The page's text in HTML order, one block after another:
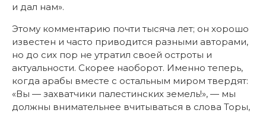
и дал нам».
Этому комментарию почти тысяча лет; он хорошо
известен и часто приводится разными авторами,
но до сих пор не утратил своей остроты и
актуальности. Скорее наоборот. Именно теперь,
когда арабы вместе с остальным миром твердят:
«Вы — захватчики палестинских земель!», — мы
должны внимательнее вчитываться в слова Торы,